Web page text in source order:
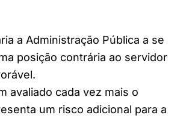
a Administração Pública a se
posição contrária ao servidor
avaliado cada vez mais o
um risco adicional para a